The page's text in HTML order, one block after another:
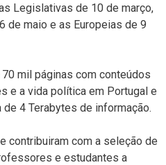
Legislativas de 10 de março,
de maio e as Europeias de 9
mil páginas com conteúdos
e a vida política em Portugal e
4 Terabytes de informação.
contribuiram com a seleção de
e estudantes a